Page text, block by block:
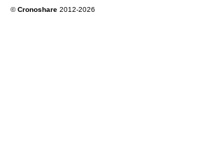
©Cronoshare 2012-2026